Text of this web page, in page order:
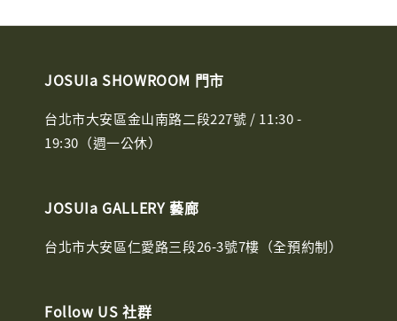
JOSUIa SHOWROOM 門市
台北市大安區金山南路二段227號 / 11:30 -
19:30（週一公休）
JOSUIa GALLERY 藝廊
台北市大安區仁愛路三段26-3號7樓（全預約制）
Follow US 社群